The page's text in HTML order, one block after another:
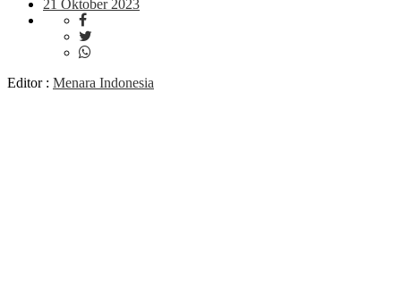
21 Oktober 2023
Editor : Menara Indonesia